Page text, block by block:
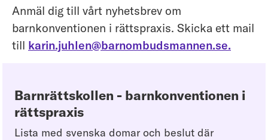
Anmäl dig till vårt nyhetsbrev om
barnkonventionen i rättspraxis. Skicka ett mail
till karin.juhlen@barnombudsmannen.se.
Barnrättskollen - barnkonventionen i
rättspraxis
Lista med svenska domar och beslut där